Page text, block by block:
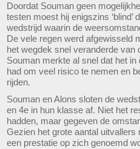
Doordat Souman geen
testen moest hij enigszins ‘blind’
wedstrijd waarin de
De vele regen werd afgewisseld
het wegdek snel veranderde van
Souman merkte al snel dat het
had om veel risico te nemen en
rijden.
Souman en Alons sloten de
en 4e in hun klasse af. Niet het
hadden, maar gegeven de
Gezien het grote aantal
een prestatie op zich genoemd